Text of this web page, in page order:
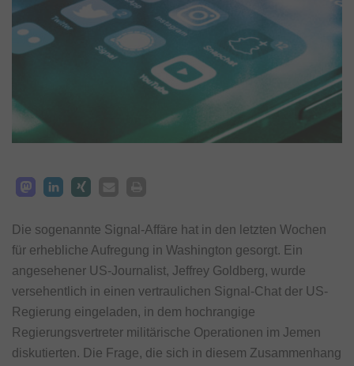
Die sogenannte Signal-Affäre hat in den letzten Wochen
für erhebliche Aufregung in Washington gesorgt. Ein
angesehener US-Journalist, Jeffrey Goldberg, wurde
versehentlich in einen vertraulichen Signal-Chat der US-
Regierung eingeladen, in dem hochrangige
Regierungsvertreter militärische Operationen im Jemen
diskutierten. Die Frage, die sich in diesem Zusammenhang